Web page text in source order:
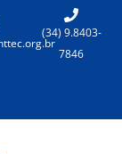
(34) 9.8403-
7846